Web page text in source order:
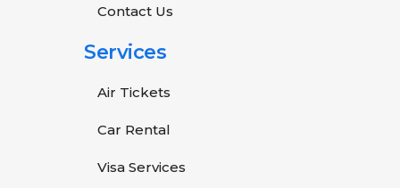
Contact Us
Services
Air Tickets
Car Rental
Visa Services